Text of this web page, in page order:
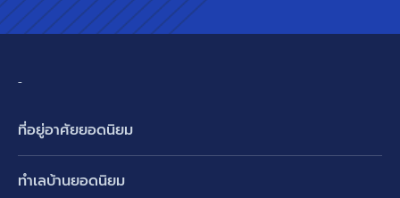
-
ที่อยู่อาศัยยอดนิยม
ทำเลบ้านยอดนิยม